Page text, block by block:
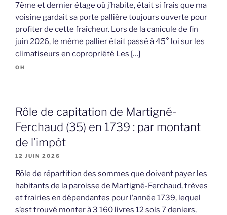
7ème et dernier étage où j’habite, était si frais que ma
voisine gardait sa porte pallière toujours ouverte pour
profiter de cette fraîcheur. Lors de la canicule de fin
juin 2026, le même pallier était passé à 45° loi sur les
climatiseurs en copropriété Les […]
OH
Rôle de capitation de Martigné-
Ferchaud (35) en 1739 : par montant
de l’impôt
12 JUIN 2026
Rôle de répartition des sommes que doivent payer les
habitants de la paroisse de Martigné-Ferchaud, trèves
et frairies en dépendantes pour l’année 1739, lequel
s’est trouvé monter à 3 160 livres 12 sols 7 deniers,